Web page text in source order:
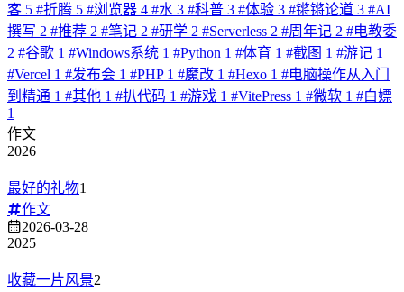
客 5 #折腾 5 #浏览器 4 #水 3 #科普 3 #体验 3 #锵锵论道 3 #AI
撰写 2 #推荐 2 #笔记 2 #研学 2 #Serverless 2 #周年记 2 #电教委
2 #谷歌 1 #Windows系统 1 #Python 1 #体育 1 #截图 1 #游记 1
#Vercel 1 #发布会 1 #PHP 1 #魔改 1 #Hexo 1 #电脑操作从入门
到精通 1 #其他 1 #扒代码 1 #游戏 1 #VitePress 1 #微软 1 #白嫖
1
作文
2026
最好的礼物1
作文
2026-03-28
2025
收藏一片风景2